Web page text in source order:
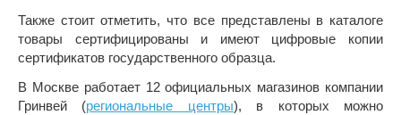
Также стоит отметить, что все представлены в каталоге
товары сертифицированы и имеют цифровые копии
сертификатов государственного образца.
В Москве работает 12 официальных магазинов компании
Гринвей (региональные центры), в которых можно